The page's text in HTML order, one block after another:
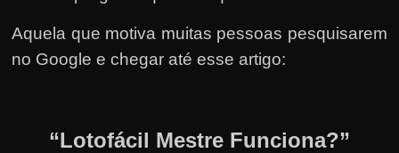
Aquela que motiva muitas pessoas pesquisarem
no Google e chegar até esse artigo:
“Lotofácil Mestre Funciona?”